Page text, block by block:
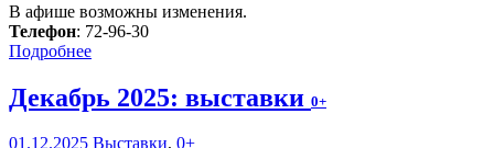
В афише возможны изменения.
Телефон: 72-96-30
Подробнее
Декабрь 2025: выставки 0+
01.12.2025 Выставки, 0+